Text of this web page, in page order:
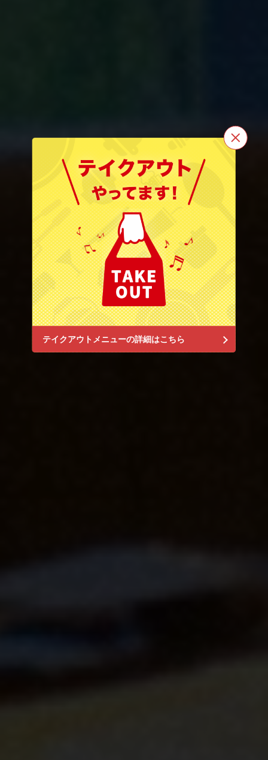
テイクアウトメニューの詳細はこちら
焼肉 たかやま 大崎店
この店舗情報をシェアする
焼肉 たかやま 大崎店
東京都品川区大崎２-1-1 Think Park ２階 （JR大崎駅新西口直
結）
https://yakiniku-takayama-ohsaki.owst.jp/
お店情報をコピー
閉じる